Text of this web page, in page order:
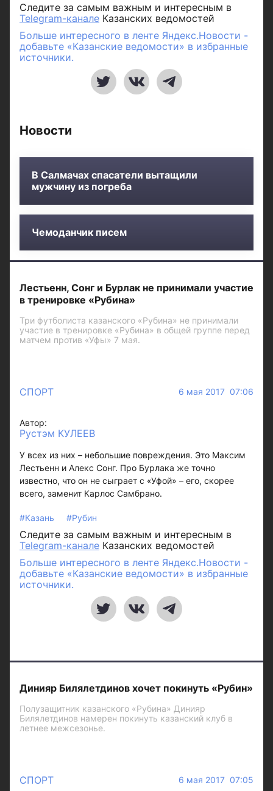
Следите за самым важным и интересным в
Telegram-канале Казанских ведомостей
Больше интересного в ленте Яндекс.Новости -
добавьте «Казанские ведомости» в избранные
источники.
Новости
В Салмачах спасатели вытащили
мужчину из погреба
Чемоданчик писем
Лестьенн, Сонг и Бурлак не принимали участие
в тренировке «Рубина»
Три футболиста казанского «Рубина» не принимали
участие в тренировке «Рубина» в общей группе перед
матчем против «Уфы» 7 мая.
СПОРТ 6 мая 2017 07:06
Автор:
Рустэм КУЛЕЕВ
У всех из них – небольшие повреждения. Это Максим
Лестьенн и Алекс Сонг. Про Бурлака же точно
известно, что он не сыграет с «Уфой» – его, скорее
всего, заменит Карлос Самбрано.
#Казань #Рубин
Следите за самым важным и интересным в
Telegram-канале Казанских ведомостей
Больше интересного в ленте Яндекс.Новости -
добавьте «Казанские ведомости» в избранные
источники.
Динияр Билялетдинов хочет покинуть «Рубин»
Полузащитник казанского «Рубина» Динияр
Билялетдинов намерен покинуть казанский клуб в
летнее межсезонье.
СПОРТ 6 мая 2017 07:05